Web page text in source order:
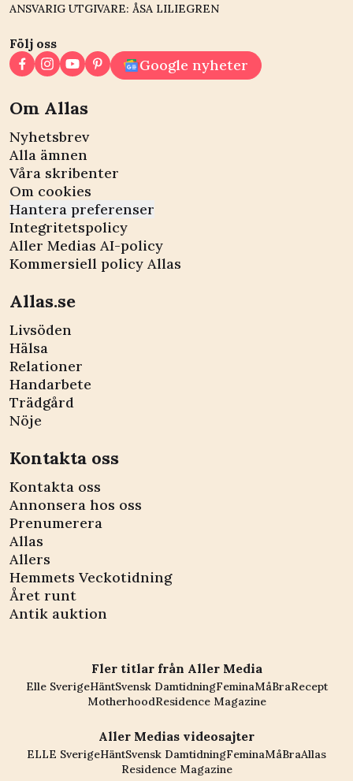
ANSVARIG UTGIVARE: ÅSA LILIEGREN
Följ oss
Google nyheter
Om Allas
Nyhetsbrev
Alla ämnen
Våra skribenter
Om cookies
Hantera preferenser
Integritetspolicy
Aller Medias AI-policy
Kommersiell policy Allas
Allas.se
Livsöden
Hälsa
Relationer
Handarbete
Trädgård
Nöje
Kontakta oss
Kontakta oss
Annonsera hos oss
Prenumerera
Allas
Allers
Hemmets Veckotidning
Året runt
Antik auktion
Fler titlar från Aller Media
Elle SverigeHäntSvensk DamtidningFeminaMåBraRecept
MotherhoodResidence Magazine
Aller Medias videosajter
ELLE SverigeHäntSvensk DamtidningFeminaMåBraAllas
Residence Magazine